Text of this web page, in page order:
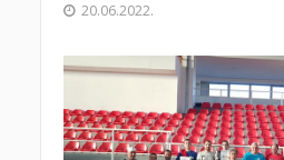
20.06.2022.